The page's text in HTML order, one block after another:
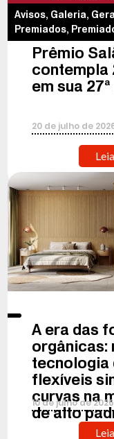
Avisos, Galeria,
Premiados,
Prêmio
contempla
em sua
20 de julho de
A era das
orgânicas:
tecnologia
flexíveis
curvas na
de alto
10de julho de2026